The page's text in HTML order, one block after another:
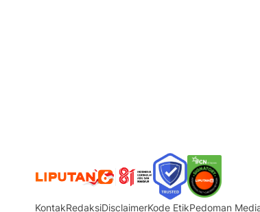
KontakRedaksiDisclaimerKode EtikPedoman